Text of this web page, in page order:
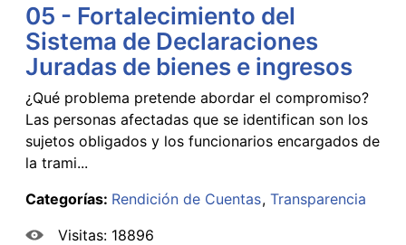
05 - Fortalecimiento del
Sistema de Declaraciones
Juradas de bienes e ingresos
¿Qué problema pretende abordar el compromiso?
Las personas afectadas que se identifican son los
sujetos obligados y los funcionarios encargados de
la trami...
Categorías: Rendición de Cuentas Transparencia
Visitas: 18896